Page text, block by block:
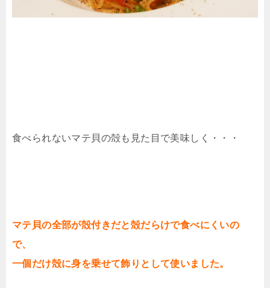
食べられないマテ貝の殻も見た目で美味しく・・・
マテ貝の全部が殻付きだと殻だらけで食べにくいの
で、
一個だけ殻に身を乗せて飾りとして使いました。